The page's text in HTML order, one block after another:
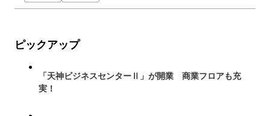
ピックアップ
「天神ビジネスセンターⅡ」が開業 商業フロアも充
実！